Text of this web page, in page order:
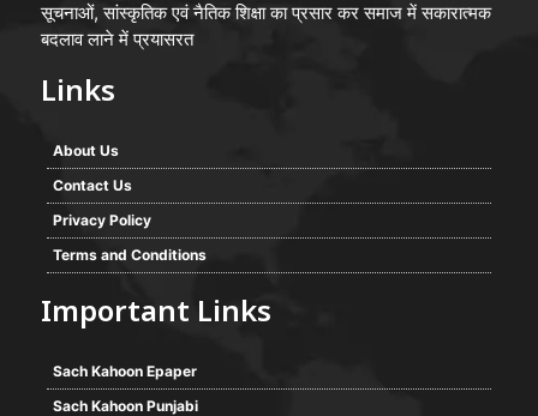
सूचनाओं, सांस्कृतिक एवं नैतिक शिक्षा का प्रसार कर समाज में सकारात्मक
बदलाव लाने में प्रयासरत
Links
About Us
Contact Us
Privacy Policy
Terms and Conditions
Important Links
Sach Kahoon Epaper
Sach Kahoon Punjabi